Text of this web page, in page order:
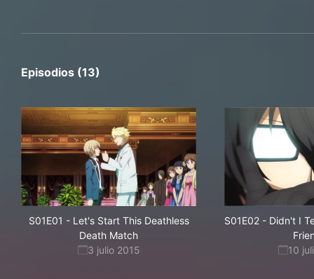
Episodios (13)
S01E01 - Let's Start This Deathless
Death Match
3 julio 2015
S01E02 - Didn't I
10